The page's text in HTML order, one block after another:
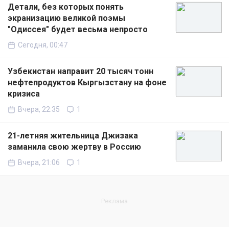
Детали, без которых понять
экранизацию великой поэмы
"Одиссея" будет весьма непросто
Сегодня, 00:47
Узбекистан направит 20 тысяч тонн
нефтепродуктов Кыргызстану на фоне
кризиса
Вчера, 22:35 1
21-летняя жительница Джизака
заманила свою жертву в Россию
Вчера, 21:06 1